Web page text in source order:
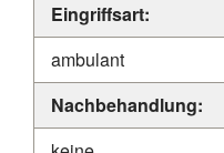
Eingriffsart:
ambulant
Nachbehandlung: